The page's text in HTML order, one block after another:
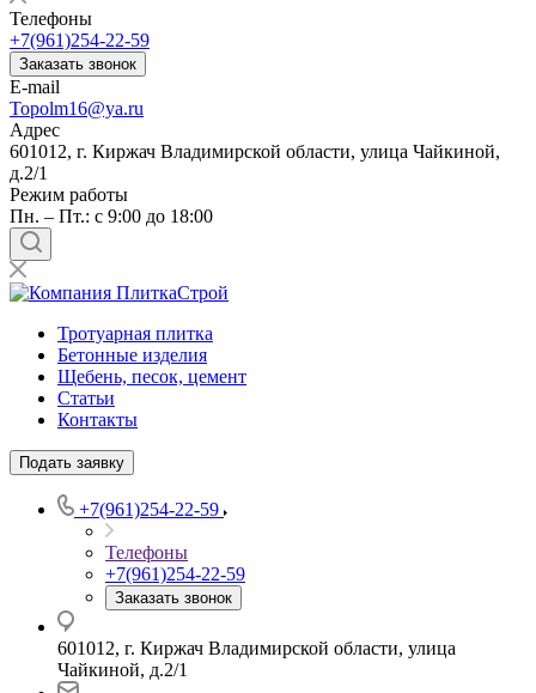
Телефоны
+7(961)254-22-59
Заказать звонок
E-mail
Topolm16@ya.ru
Адрес
601012, г. Киржач Владимирской области, улица Чайкиной,
д.2/1
Режим работы
Пн. – Пт.: с 9:00 до 18:00
Тротуарная плитка
Бетонные изделия
Щебень, песок, цемент
Статьи
Контакты
Подать заявку
+7(961)254-22-59
Телефоны
+7(961)254-22-59
Заказать звонок
601012, г. Киржач Владимирской области, улица
Чайкиной, д.2/1